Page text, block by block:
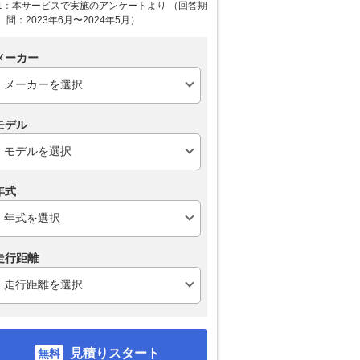
本サービスで実施のアンケートより （回答期
間：2023年6月〜2024年5月）
ーカー
デル
式
行距離
見積りスタート